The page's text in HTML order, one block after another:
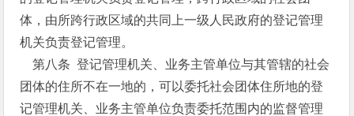
体，由所跨行政区域的共同上一级人民政府的登记管理
机关负责登记管理。
第八条 登记管理机关、业务主管单位与其管辖的社会
团体的住所不在一地的，可以委托社会团体住所地的登
记管理机关、业务主管单位负责委托范围内的监督管理